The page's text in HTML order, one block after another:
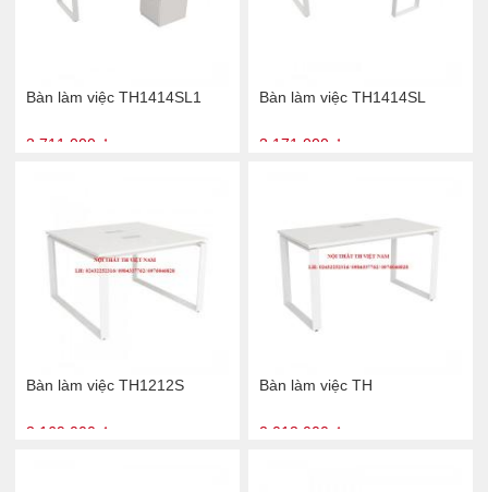
Bàn làm việc TH1414SL1
3.711.000 ₫
Bàn làm việc TH1414SL
3.171.000 ₫
Bàn làm việc TH1212S
3.169.000 ₫
Bàn làm việc TH
2.013.000 ₫